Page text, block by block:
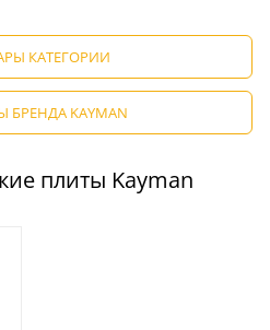
КАТЕГОРИИ
БРЕНДА KAYMAN
плиты Kayman